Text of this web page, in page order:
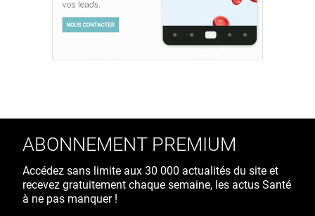
ABONNEMENT PREMIUM
Accédez sans limite aux 30 000 actualités du site et
recevez gratuitement chaque semaine, les actus Santé
à ne pas manquer !